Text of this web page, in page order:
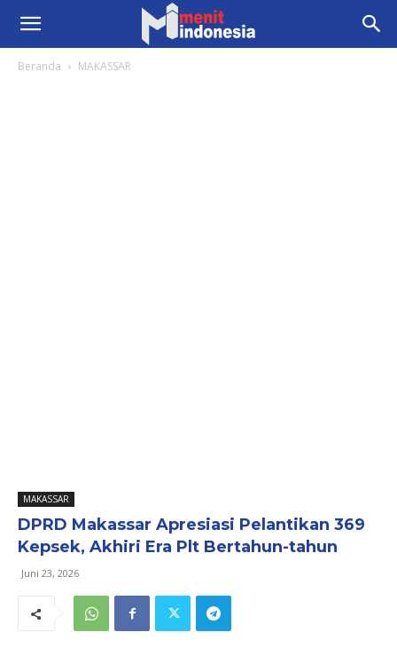
Beranda MAKASSAR
MAKASSAR
DPRD Makassar Apresiasi Pelantikan 369
Kepsek, Akhiri Era Plt Bertahun-tahun
Juni 23, 2026